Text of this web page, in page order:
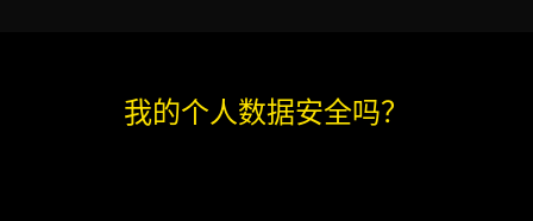
我的个人数据安全吗？